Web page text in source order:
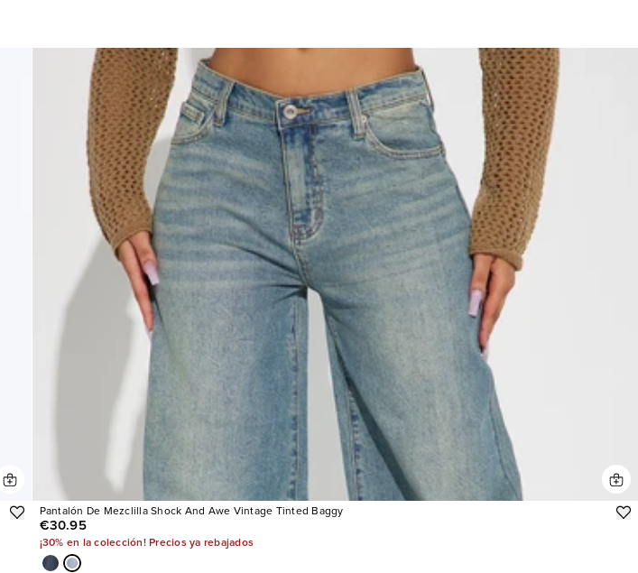
Pantalón De Mezclilla Shock And Awe Vintage Tinted Baggy
€30.95
¡30% en la colección! Precios ya rebajados